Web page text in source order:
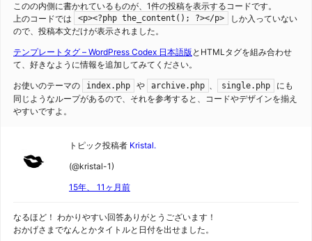
このの内側に書かれているものが、1件の投稿を表示するコードです。
上のコードでは
<p><?php the_content(); ?></p>
しか入っていない
ので、投稿本文だけが表示されました。
テンプレートタグ – WordPress Codex 日本語版 とHTMLタグを組み合わせ
て、好きなように情報を追加してみてください。
お使いのテーマの
index.php や archive.php 、 single.php
にも
同じようなループがあるので、それを参考すると、コードやデザインを揃え
やすいですよ。
トピック投稿者 Kristal.
(@kristal-1)
15年、 11ヶ月前
なるほど！ わかりやすい回答ありがとうございます！
おかげさまでなんとかタイトルと日付を出せました。